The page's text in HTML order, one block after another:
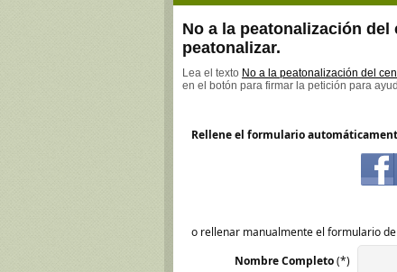
No a la peatonalización
peatonalizar.
Lea el texto No a la peatonalización del
en el botón para firmar la petición para
Rellene el formulario
o rellenar manualmente el formulario
Nombre Completo(*)